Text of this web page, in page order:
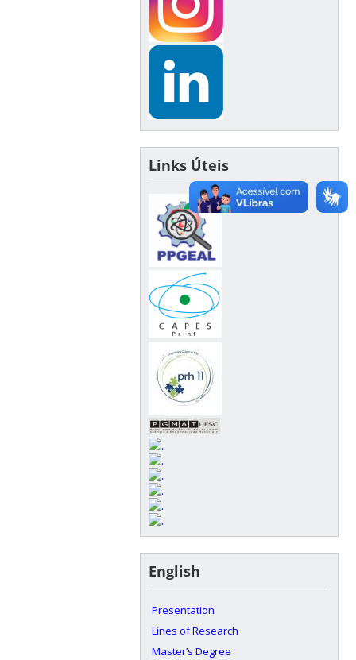
Links Úteis
English
Presentation
Lines of Research
Master’s Degree